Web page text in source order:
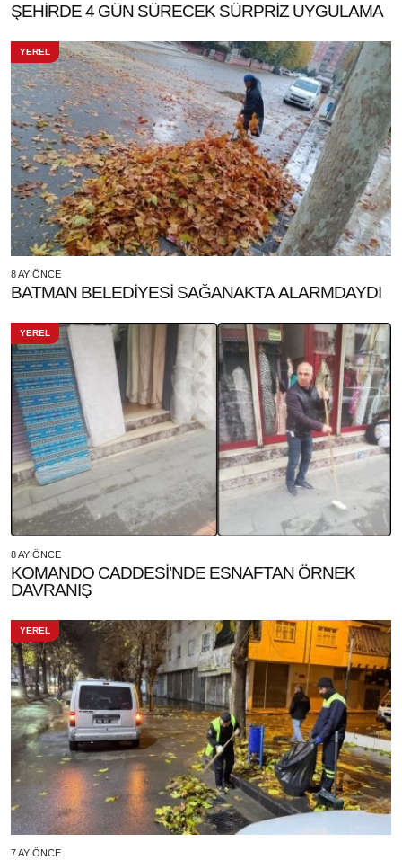
ŞEHİRDE 4 GÜN SÜRECEK SÜRPRİZ UYGULAMA
YEREL
8 AY ÖNCE
BATMAN BELEDİYESİ SAĞANAKTA ALARMDAYDI
YEREL
8 AY ÖNCE
KOMANDO CADDESİ’NDE ESNAFTAN ÖRNEK
DAVRANIŞ
YEREL
7 AY ÖNCE